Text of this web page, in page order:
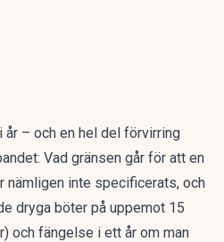
år – och en hel del förvirring
Vad gränsen går för att en
nämligen inte specificerats, och
dryga böter på uppemot 15
och fängelse i ett år om man